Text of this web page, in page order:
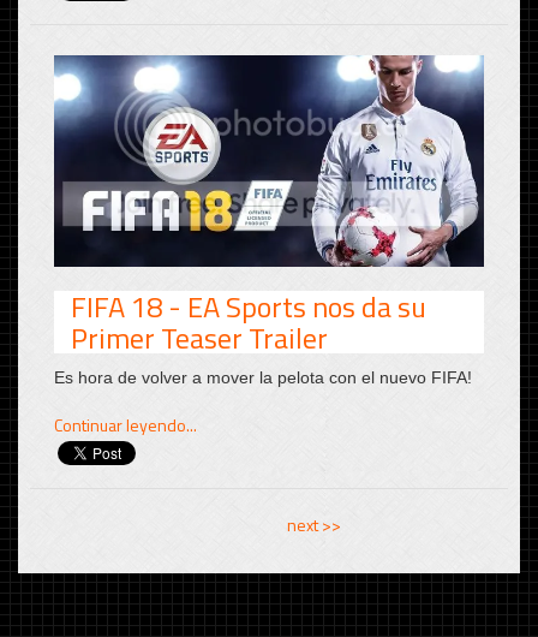
FIFA 18 - EA Sports nos da su
Primer Teaser Trailer
Es hora de volver a mover la pelota con el nuevo FIFA!
Continuar leyendo...
next >>